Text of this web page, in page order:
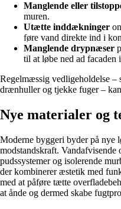
Manglende eller
muren.
Utætte inddækninger
føre vand direkte ind i
Manglende drypnæser
til at løbe ned ad
Regelmæssig vedligeholdelse –
drænhuller og tjekke fuger –
Nye materialer og
Moderne byggeri byder på nye
modstandskraft.
pudssystemer og isolerende
der kombinerer æstetik med
med at påføre tætte
at ånde og dermed skabe